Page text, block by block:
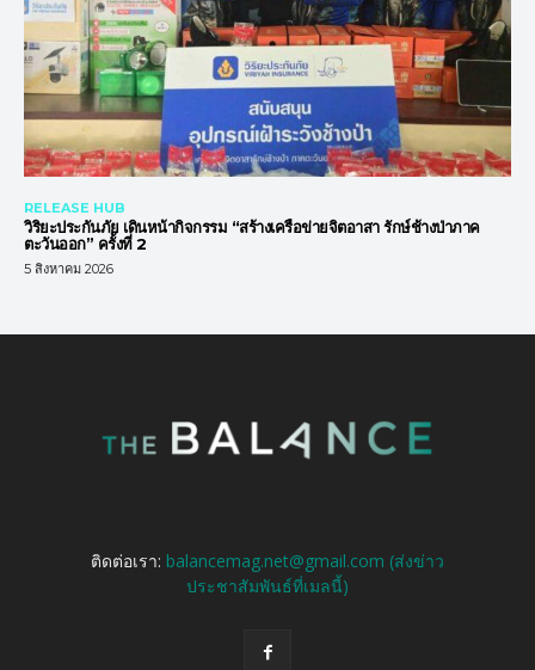
RELEASE HUB
วิริยะประกันภัย เดินหน้ากิจกรรม “สร้างเครือข่ายจิตอาสา รักษ์ช้างป่าภาค
ตะวันออก” ครั้งที่ 2
5 สิงหาคม 2026
ติดต่อเรา: balancemag.net@gmail.com (ส่งข่าว
ประชาสัมพันธ์ที่เมลนี้)